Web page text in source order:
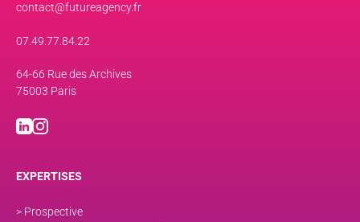
contact@futureagency.fr
07.49.77.84.22
64-66 Rue des Archives
75003 Paris
EXPERTISES
> Prospective